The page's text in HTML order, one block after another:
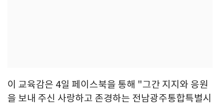
이 교육감은 4일 페이스북을 통해 "그간 지지와 응원
을 보내 주신 사랑하고 존경하는 전남광주통합특별시